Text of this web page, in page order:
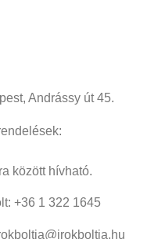
Andrássy út 45.
között hívható.
+36 1 322 1645